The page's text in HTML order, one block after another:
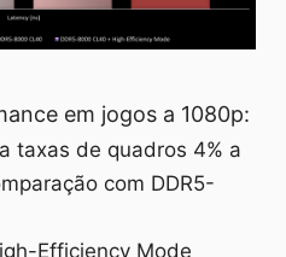
em jogos a 1080p:
taxas de quadros 4% a
com DDR5-
Efficiency Mode